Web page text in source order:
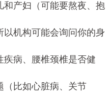
和产妇（可能要熬夜、抱
机构可能会询问你的身
病、腰椎颈椎是否健
（比如心脏病、关节